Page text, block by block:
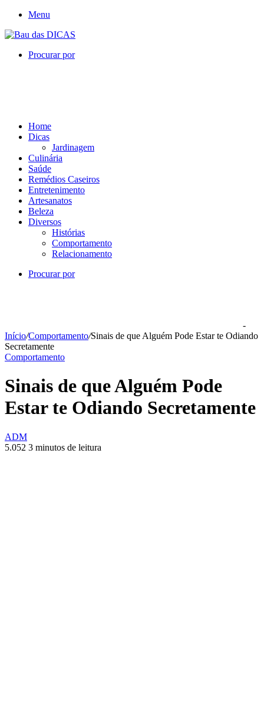
Menu
Procurar por
Home
Dicas
Jardinagem
Culinária
Saúde
Remédios Caseiros
Entretenimento
Artesanatos
Beleza
Diversos
Histórias
Comportamento
Relacionamento
Procurar por
-
Início/Comportamento/Sinais de que Alguém Pode Estar te Odiando
Secretamente
Comportamento
Sinais de que Alguém Pode
Estar te Odiando Secretamente
ADM
5.052 3 minutos de leitura